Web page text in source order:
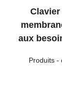
aux
Produits -